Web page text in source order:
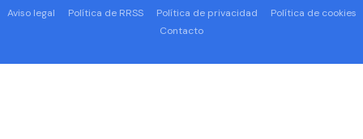
Aviso legal Política de RRSS Política de privacidad
Política de cookies
Contacto